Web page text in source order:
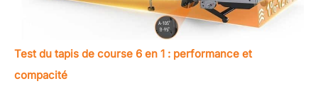
Test du tapis de course 6 en 1 : performance et
compacité